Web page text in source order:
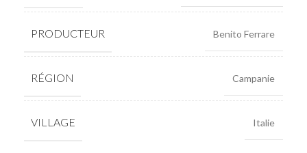
PRODUCTEUR Benito Ferrare
RÉGION Campanie
VILLAGE Italie